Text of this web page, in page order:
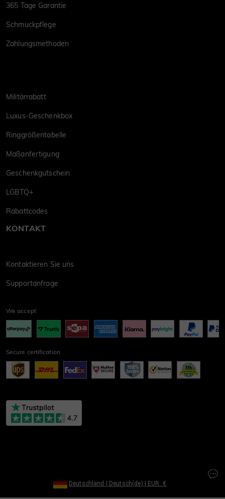
365 Tage Garantie
Schmuckpflege
Zahlungsmethoden
Militärrabatt
Luxus-Geschenkbox
Ringgrößentabelle
Maßanfertigung
Geschenkgutschein
LGBTQ+
Rabattcodes
KONTAKT
Kontaktieren Sie uns
Supportanfrage
We accept
Secure certification
Deutschland | Deutsch(de) | EUR €